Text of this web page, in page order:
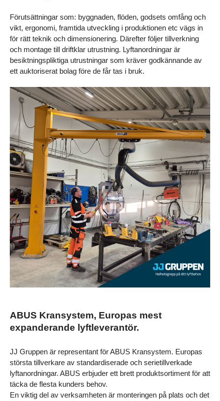
Förutsättningar som: byggnaden, flöden, godsets omfång och
vikt, ergonomi, framtida utveckling i produktionen etc vägs in
för rätt teknik och dimensionering. Därefter följer tillverkning
och montage till driftklar utrustning. Lyftanordningar är
besiktningspliktiga utrustningar som kräver godkännande av
ett auktoriserat bolag före de får tas i bruk.
ABUS Kransystem, Europas mest
expanderande lyftleverantör.
JJ Gruppen är representant för ABUS Kransystem. Europas
största tillverkare av standardiserade och serietillverkade
lyftanordningar. ABUS erbjuder ett brett produktsortiment för att
täcka de flesta kunders behov.
En viktig del av verksamheten är monteringen på plats och det